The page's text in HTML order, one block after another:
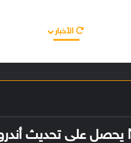
الأخبار